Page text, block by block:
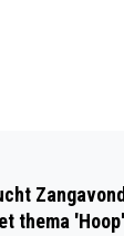
OOK
thema 'Hoop'